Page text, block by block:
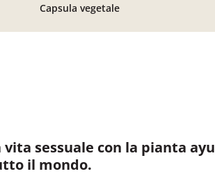
Capsula vegetale
vita sessuale con la pianta
il mondo.